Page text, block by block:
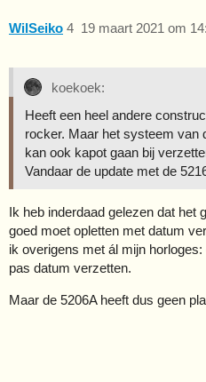
WilSeiko 19 maart 2021 om
4
koekoek:
Heeft een heel andere
rocker. Maar het systeem van
kan ook kapot gaan bij
Vandaar de update met de
Ik heb inderdaad gelezen dat het
goed moet opletten met datum
ik overigens met ál mijn
pas datum verzetten.
Maar de 5206A heeft dus geen